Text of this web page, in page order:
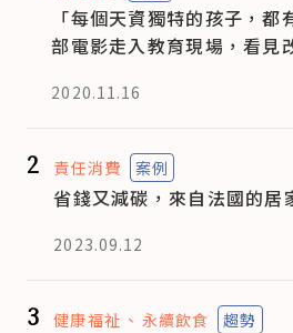
「每個天資獨特的孩子，
部電影走入教育現場，看見
2020.11.16
2 責任消費 案例
省錢又減碳，來自法國的居
2023.09.12
3 健康福祉 永續飲食 趨勢